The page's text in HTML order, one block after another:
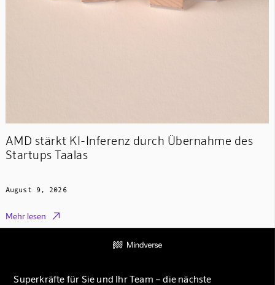
AMD stärkt KI-Inferenz durch Übernahme des
Startups Taalas
August 9, 2026
Mehr lesen 
Superkräfte für Sie und Ihr Team – die nächste